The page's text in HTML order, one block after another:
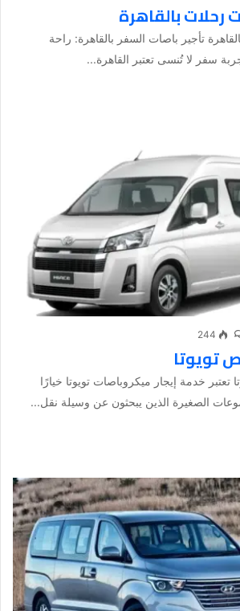
رحلات بالقاهرة
تأجير باصات السفر بالقاهرة: راحة
سفر لا تُنسى تعتبر القاهرة...
244
تويوتا
تعتبر خدمة إيجار ميكروباصات تويوتا خيارًا
الصغيرة الذين يبحثون عن وسيلة نقل...